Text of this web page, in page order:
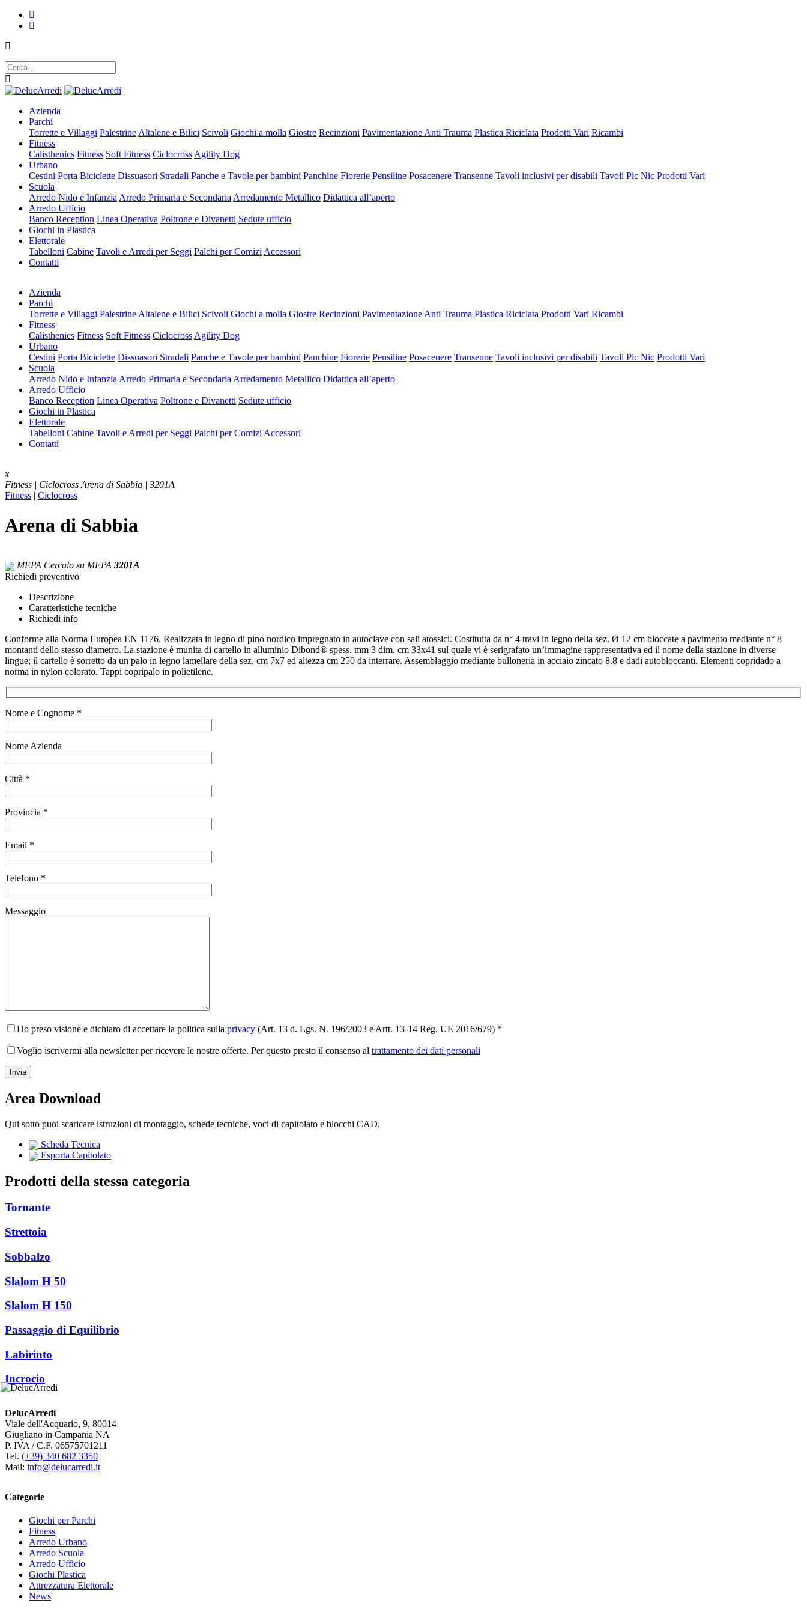
Azienda
Parchi
Torrette e Villaggi Palestrine Altalene e Bilici Scivoli Giochi a molla Giostre Recinzioni Pavimentazione Anti Trauma Plastica Riciclata Prodotti Vari Ricambi
Fitness
Calisthenics Fitness Soft Fitness Ciclocross Agility Dog
Urbano
Cestini Porta Biciclette Dissuasori Stradali Panche e Tavole per bambini Panchine Fiorerie Pensiline Posacenere Transenne Tavoli inclusivi per disabili Tavoli Pic Nic Prodotti Vari
Scuola
Arredo Nido e Infanzia Arredo Primaria e Secondaria Arredamento Metallico Didattica all’aperto
Arredo Ufficio
Banco Reception Linea Operativa Poltrone e Divanetti Sedute ufficio
Giochi in Plastica
Elettorale
Tabelloni Cabine Tavoli e Arredi per Seggi Palchi per Comizi Accessori
Contatti
Azienda
Parchi
Torrette e Villaggi Palestrine Altalene e Bilici Scivoli Giochi a molla Giostre Recinzioni Pavimentazione Anti Trauma Plastica Riciclata Prodotti Vari Ricambi
Fitness
Calisthenics Fitness Soft Fitness Ciclocross Agility Dog
Urbano
Cestini Porta Biciclette Dissuasori Stradali Panche e Tavole per bambini Panchine Fiorerie Pensiline Posacenere Transenne Tavoli inclusivi per disabili Tavoli Pic Nic Prodotti Vari
Scuola
Arredo Nido e Infanzia Arredo Primaria e Secondaria Arredamento Metallico Didattica all’aperto
Arredo Ufficio
Banco Reception Linea Operativa Poltrone e Divanetti Sedute ufficio
Giochi in Plastica
Elettorale
Tabelloni Cabine Tavoli e Arredi per Seggi Palchi per Comizi Accessori
Contatti
x
Fitness | Ciclocross Arena di Sabbia | 3201A
Fitness | Ciclocross
Arena di Sabbia
MEPA Cercalo su MEPA 3201A
Richiedi preventivo
Descrizione
Caratteristiche tecniche
Richiedi info
Conforme alla Norma Europea EN 1176. Realizzata in legno di pino nordico impregnato in autoclave con sali atossici. Costituita da n° 4 travi in legno della sez. Ø 12 cm bloccate a pavimento mediante n° 8
montanti dello stesso diametro. La stazione è munita di cartello in alluminio Dibond® spess. mm 3 dim. cm 33x41 sul quale vi è serigrafato un’immagine rappresentativa ed il nome della stazione in diverse
lingue; il cartello è sorretto da un palo in legno lamellare della sez. cm 7x7 ed altezza cm 250 da interrare. Assemblaggio mediante bulloneria in acciaio zincato 8.8 e dadi autobloccanti. Elementi copridado a
norma in nylon colorato. Tappi copripalo in polietilene.
Nome e Cognome *
Nome Azienda
Città *
Provincia *
Email *
Telefono *
Messaggio
Ho preso visione e dichiaro di accettare la politica sulla privacy (Art. 13 d. Lgs. N. 196/2003 e Artt. 13-14 Reg. UE 2016/679) *
Voglio iscrivermi alla newsletter per ricevere le nostre offerte. Per questo presto il consenso al trattamento dei dati personali
Area Download
Qui sotto puoi scaricare istruzioni di montaggio, schede tecniche, voci di capitolato e blocchi CAD.
Scheda Tecnica
Esporta Capitolato
Prodotti della stessa categoria
Tornante
Strettoia
Sobbalzo
Slalom H 50
Slalom H 150
Passaggio di Equilibrio
Labirinto
Incrocio
DelucArredi
Viale dell'Acquario, 9, 80014
Giugliano in Campania NA
P. IVA / C.F. 06575701211
Tel. (+39) 340 682 3350
Mail: info@delucarredi.it
Categorie
Giochi per Parchi
Fitness
Arredo Urbano
Arredo Scuola
Arredo Ufficio
Giochi Plastica
Attrezzatura Elettorale
News